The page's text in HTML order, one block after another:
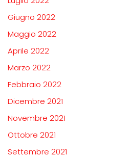
Giugno 2022
Maggio 2022
Aprile 2022
Marzo 2022
Febbraio 2022
Dicembre 2021
Novembre 2021
Ottobre 2021
Settembre 2021